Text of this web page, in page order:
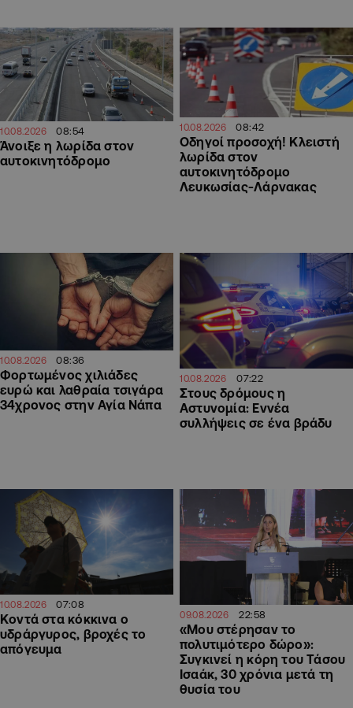
10.08.2026 08:54
Άνοιξε η λωρίδα στον
αυτοκινητόδρομο
10.08.2026 08:42
Οδηγοί προσοχή! Κλειστή
λωρίδα στον
αυτοκινητόδρομο
Λευκωσίας-Λάρνακας
10.08.2026 08:36
Φορτωμένος χιλιάδες
ευρώ και λαθραία τσιγάρα
34χρονος στην Αγία Νάπα
10.08.2026 07:22
Στους δρόμους η
Αστυνομία: Εννέα
συλλήψεις σε ένα βράδυ
10.08.2026 07:08
Κοντά στα κόκκινα ο
υδράργυρος, βροχές το
απόγευμα
09.08.2026 22:58
«Μου στέρησαν το
πολυτιμότερο δώρο»:
Συγκινεί η κόρη του Τάσου
Ισαάκ, 30 χρόνια μετά τη
θυσία του